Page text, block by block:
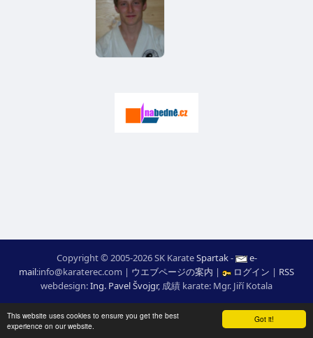
Got it!
This website uses cookies to ensure you get the best
experience on our website.
Copyright © 2005-2026 SK KarateSpartak-
e-
mail:moc.ceretarak@ofni | ウエブページの案内 | ログイン | RSS
webdesign:Ing. Pavel Švojgr, 成績 karate: Mgr. Jiří Kotala